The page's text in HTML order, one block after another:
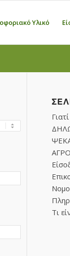
Υλικό
Τι